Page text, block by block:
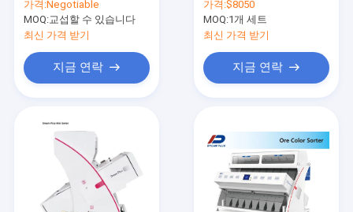
가격:Negotiable
MOQ:교섭할 수 있습니다
최신 가격 받기
지금 연락
선별기 1T/H
가격:$8050
MOQ:1개 세트
최신 가격 받기
지금 연락